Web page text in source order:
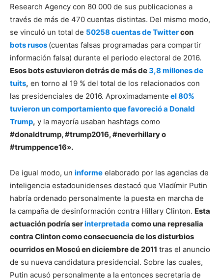
Research Agency con 80 000 de sus publicaciones a
través de más de 470 cuentas distintas. Del mismo modo,
se vinculó un total de 50258 cuentas de Twittercon
bots rusos (cuentas falsas programadas para compartir
información falsa) durante el periodo electoral de 2016.
Esos bots estuvieron detrás de más de3,8 millones de
tuits, en torno al 19 % del total de los relacionados con
las presidenciales de 2016. Aproximadamente el 80%
tuvieron un comportamiento que favoreció a Donald
Trump, y la mayoría usaban hashtags como
#donaldtrump, #trump2016, #neverhillary o
#trumppence16».
De igual modo, un informe elaborado por las agencias de
inteligencia estadounidenses destacó que Vladímir Putin
habría ordenado personalmente la puesta en marcha de
la campaña de desinformación contra Hillary Clinton. Esta
actuación podría serinterpretada como una represalia
contra Clinton como consecuencia de los disturbios
ocurridos en Moscú en diciembre de 2011 tras el anuncio
de su nueva candidatura presidencial. Sobre las cuales,
Putin acusó personalmente a la entonces secretaria de